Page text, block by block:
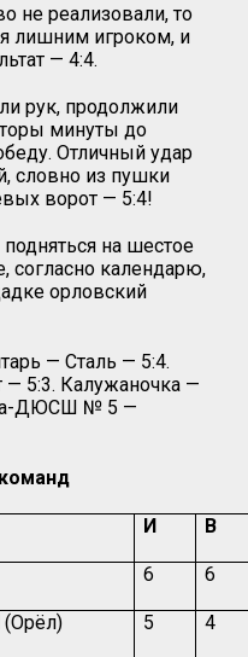
не реализовали, то
лишним игроком, и
— 4:4.
рук, продолжили
минуты до
Отличный удар
словно из пушки
ворот — 5:4!
на шестое
календарю,
орловский
— Сталь — 5:4.
5:3. Калужаночка —
ДЮСШ № 5 —
И В
6 6
(Орёл) 5 4